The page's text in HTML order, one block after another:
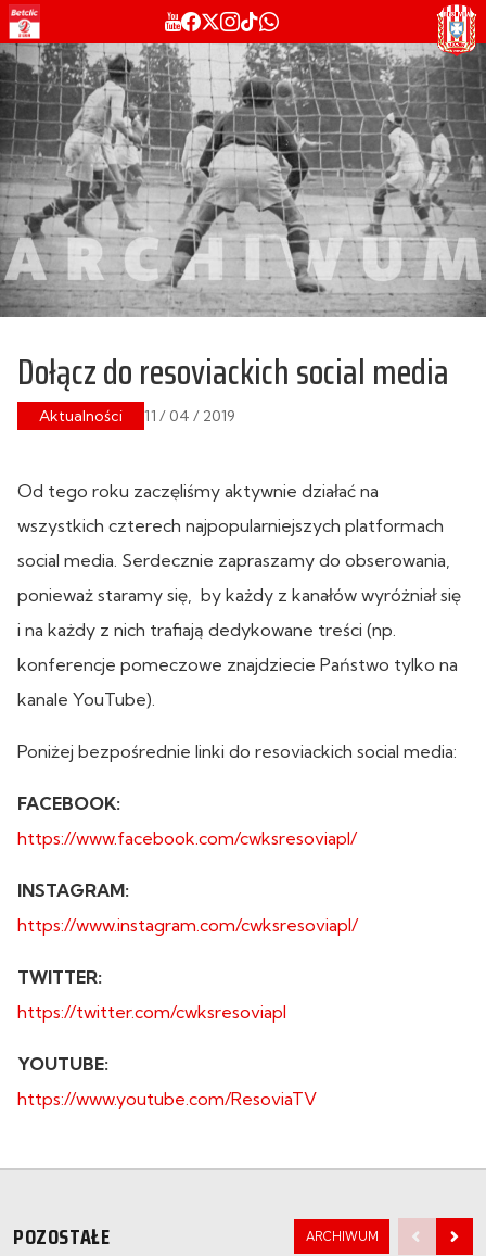
Dołącz do resoviackich social media
Aktualności 11 / 04 / 2019
Od tego roku zaczęliśmy aktywnie działać na
wszystkich czterech najpopularniejszych platformach
social media. Serdecznie zapraszamy do obserowania,
ponieważ staramy się, by każdy z kanałów wyróżniał się
i na każdy z nich trafiają dedykowane treści (np.
konferencje pomeczowe znajdziecie Państwo tylko na
kanale YouTube).
Poniżej bezpośrednie linki do resoviackich social media:
FACEBOOK:
https://www.facebook.com/cwksresoviapl/
INSTAGRAM:
https://www.instagram.com/cwksresoviapl/
TWITTER:
https://twitter.com/cwksresoviapl
YOUTUBE:
https://www.youtube.com/ResoviaTV
POZOSTAŁE ARCHIWUM